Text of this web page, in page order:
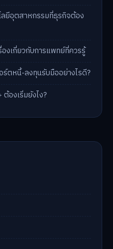
ยีอุตสาหกรรมที่ธุรกิจต้อง
งเกี่ยวกับการแพทย์ที่ควรรู้
ตหนี้-ลงทุนรับมืออย่างไรดี?
องเริ่มยังไง?